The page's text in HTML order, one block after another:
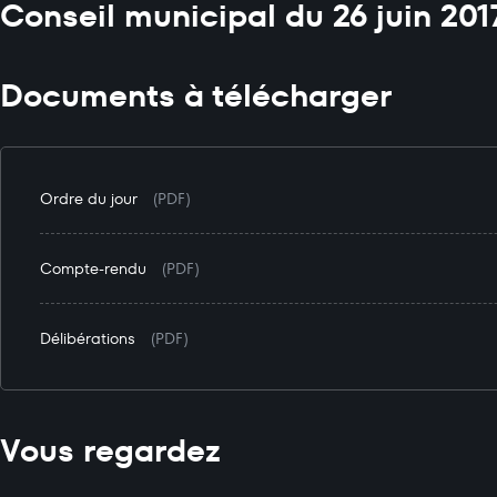
Conseil municipal du 26 juin
Documents à télécharger
Ordre du jour (PDF)
Compte-rendu (PDF)
Délibérations (PDF)
Vous regardez